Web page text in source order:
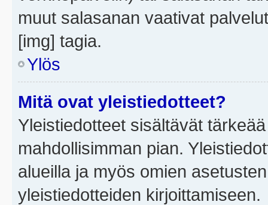
muut salasanan vaativat
[img] tagia.
Ylös
Mitä ovat yleistiedotteet?
Yleistiedotteet sisältävät
mahdollisimman pian.
alueilla ja myös omien
yleistiedotteiden kirjoittamiseen.